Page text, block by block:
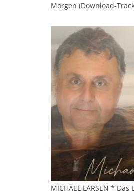
Morgen (Download-
MICHAEL LARSEN *